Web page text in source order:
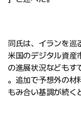
同氏は、イランを巡
米国のデジタル資産
の進展状況などもす
。追加で予想外の材
もみ合い基調が続く